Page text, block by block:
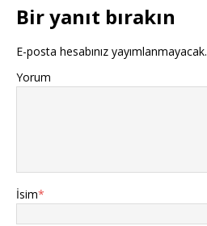
Bir yanıt bırakın
E-posta hesabınız yayımlanmayacak.
Yorum
İsim*